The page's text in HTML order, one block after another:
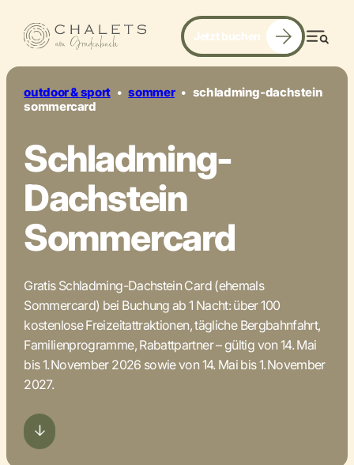
Jetzt buchen
outdoor & sport • sommer • schladming-dachstein
sommercard
Schladming-
Dachstein
Sommercard
Gratis Schladming-Dachstein Card (ehemals
Sommercard) bei Buchung ab 1 Nacht: über 100
kostenlose Freizeitattraktionen, tägliche Bergbahnfahrt,
Familienprogramme, Rabattpartner – gültig von 14. Mai
bis 1. November 2026 sowie von 14. Mai bis 1. November
2027.
inklusive. vielseitig. wertvoll.